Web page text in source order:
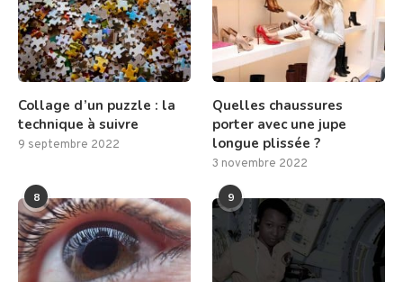
Collage d’un puzzle : la
technique à suivre
9 septembre 2022
Quelles chaussures
porter avec une jupe
longue plissée ?
3 novembre 2022
8 9